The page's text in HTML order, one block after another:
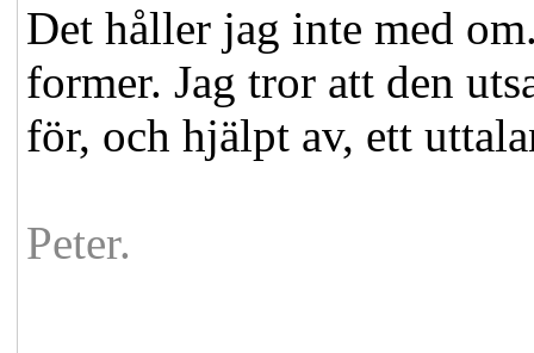
Det håller jag inte med
former. Jag tror att den
för, och hjälpt av, ett
Peter.